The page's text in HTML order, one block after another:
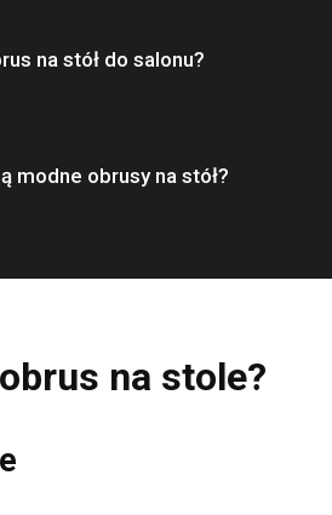
na stół do salonu?
modne obrusy na stół?
na stole?